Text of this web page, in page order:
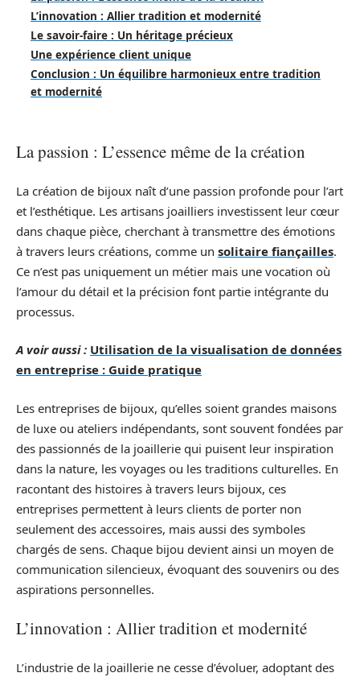
L’innovation : Allier tradition et modernité
Le savoir-faire : Un héritage précieux
Une expérience client unique
Conclusion : Un équilibre harmonieux entre tradition
et modernité
La passion : L’essence même de la création
La création de bijoux naît d’une passion profonde pour l’art
et l’esthétique. Les artisans joailliers investissent leur cœur
dans chaque pièce, cherchant à transmettre des émotions
à travers leurs créations, comme un solitaire fiançailles.
Ce n’est pas uniquement un métier mais une vocation où
l’amour du détail et la précision font partie intégrante du
processus.
A voir aussi : Utilisation de la visualisation de données
en entreprise : Guide pratique
Les entreprises de bijoux, qu’elles soient grandes maisons
de luxe ou ateliers indépendants, sont souvent fondées par
des passionnés de la joaillerie qui puisent leur inspiration
dans la nature, les voyages ou les traditions culturelles. En
racontant des histoires à travers leurs bijoux, ces
entreprises permettent à leurs clients de porter non
seulement des accessoires, mais aussi des symboles
chargés de sens. Chaque bijou devient ainsi un moyen de
communication silencieux, évoquant des souvenirs ou des
aspirations personnelles.
L’innovation : Allier tradition et modernité
L’industrie de la joaillerie ne cesse d’évoluer, adoptant des